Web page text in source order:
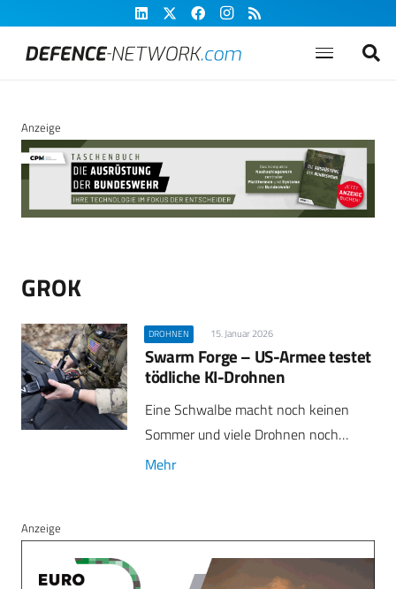
Anzeige
GROK
DROHNEN 15. Januar 2026
Swarm Forge – US-Armee testet
tödliche KI-Drohnen
Eine Schwalbe macht noch keinen
Sommer und viele Drohnen noch…
Mehr
Anzeige